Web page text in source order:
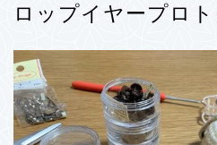
ロップイヤープロ